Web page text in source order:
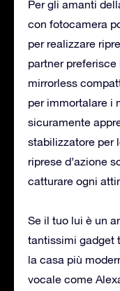
Per gli amanti
con fotocamera
per realizzare
partner
mirrorless
per immortalare i
sicuramente
stabilizzatore per
riprese d’azione
catturare ogni
Se il tuo lui è un
tantissimi gadget
la casa più
vocale come